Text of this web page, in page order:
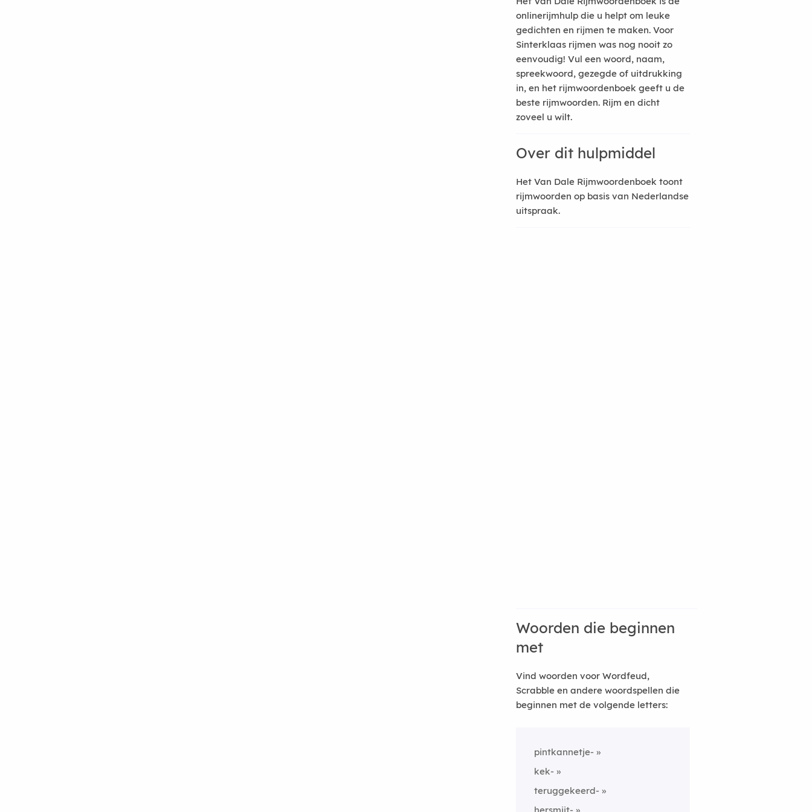
onlinerijmhulp die u helpt om leuke
gedichten en rijmen te maken. Voor
Sinterklaas rijmen was nog nooit zo
eenvoudig! Vul een woord, naam,
spreekwoord, gezegde of uitdrukking
in, en het rijmwoordenboek geeft u de
beste rijmwoorden. Rijm en dicht
zoveel u wilt.
Over dit hulpmiddel
Het Van Dale Rijmwoordenboek toont
rijmwoorden op basis van Nederlandse
uitspraak.
Woorden die beginnen
met
Vind woorden voor Wordfeud,
Scrabble en andere woordspellen die
beginnen met de volgende letters:
pintkannetje-
kek-
teruggekeerd-